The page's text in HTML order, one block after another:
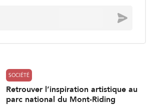
Envoyer
SOCIÉTÉ
Retrouver l’inspiration artistique au
parc national du Mont-Riding